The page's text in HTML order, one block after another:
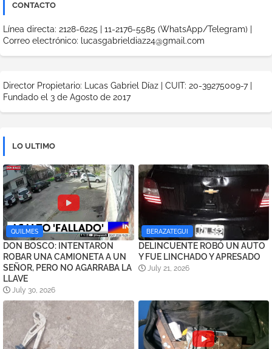
CONTACTO
Línea directa: 2128-6225 | 11-2176-5585 (WhatsApp/Telegram) |
Correo electrónico: lucasgabrieldiaz24@gmail.com
Director Propietario: Lucas Gabriel Díaz | CUIT: 20-39275009-7 |
Fundado el 3 de Agosto de 2017
LO ULTIMO
QUILMES
DON BOSCO: INTENTARON
ROBAR UNA CAMIONETA A UN
SEÑOR, PERO NO AGARRABA LA
LLAVE
July 30, 2026
BERAZATEGUI
DELINCUENTE ROBÓ UN AUTO
Y FUE LINCHADO Y APRESADO
July 21, 2026